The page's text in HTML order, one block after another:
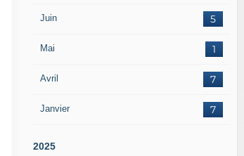
Juin 5
Mai 1
Avril 7
Janvier 7
2025